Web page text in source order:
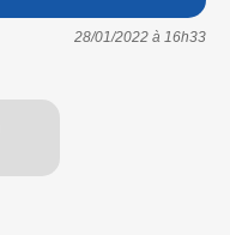
28/01/2022 à 16h33